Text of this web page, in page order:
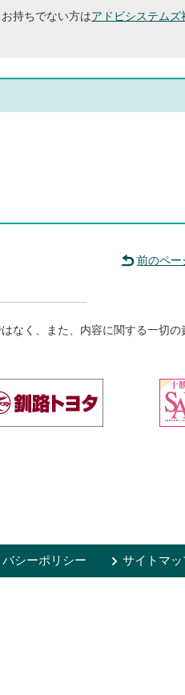
持ちでない方はアドビシステムズ
前のペー
く、また、内容に関する一切の
シーポリシー サイトマッ